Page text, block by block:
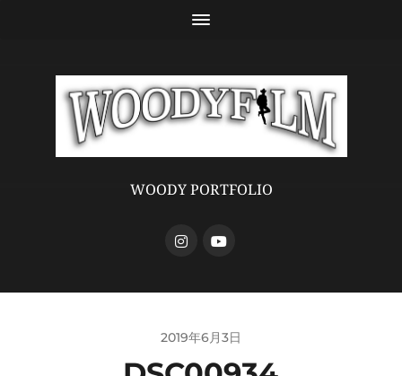
WOODY PORTFOLIO
2019年6月3日